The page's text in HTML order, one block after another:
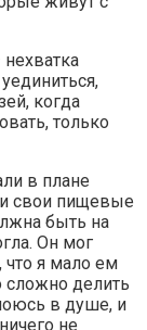
когда
только
в плане
свои пищевые
быть на
Он мог
что я мало ем
сложно делить
в душе, и
не